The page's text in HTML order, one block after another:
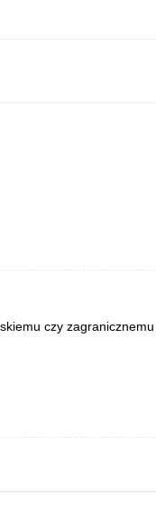
czy